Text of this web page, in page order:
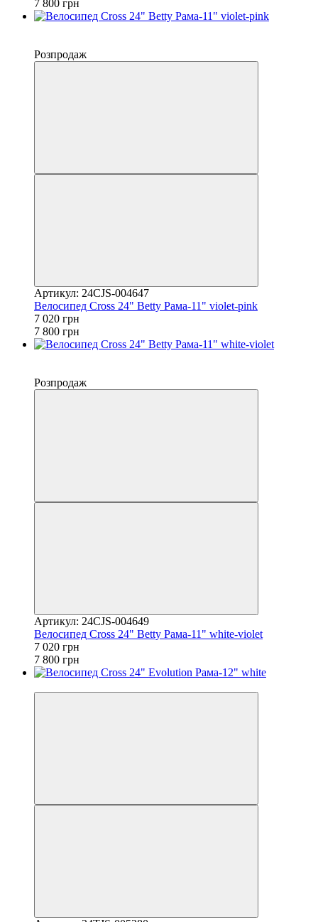
7 800 грн
Розпродаж
Артикул: 24CJS-004647
Велосипед Cross 24" Betty Рама-11" violet-pink
7 020 грн
7 800 грн
Розпродаж
Артикул: 24CJS-004649
Велосипед Cross 24" Betty Рама-11" white-violet
7 020 грн
7 800 грн